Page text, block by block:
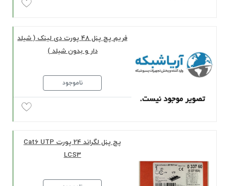
فریم پچ پنل 48 پورت دی لینک ( شیلد
دار و بدون شیلد )
ناموجود
پچ پنل لگراند 24 پورت Cat6 UTP
LCS3